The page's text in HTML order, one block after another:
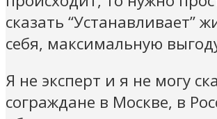
сказать
себя, максимальную
Я не эксперт и я не могу
сограждане в Москве, в